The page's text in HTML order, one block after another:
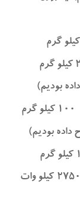
بودیم)
داده بودیم)
جریان الکتریسیته ۲۷۵۰ کیلو وات